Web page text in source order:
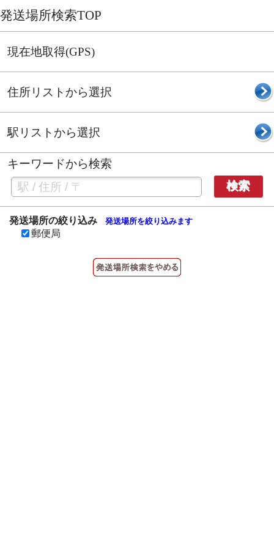
発送場所検索TOP
現在地取得(GPS)
住所リストから選択
駅リストから選択
キーワードから検索
検索
発送場所の絞り込み 発送場所を絞り込みます
郵便局